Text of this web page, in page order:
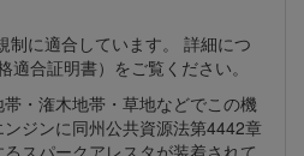
制に適合しています。 詳細につ
合証明書）をご覧ください。
・潅木地帯・草地などでこの機
ジンに同州公共資源法第4442章
スパークアレスタが装着されて